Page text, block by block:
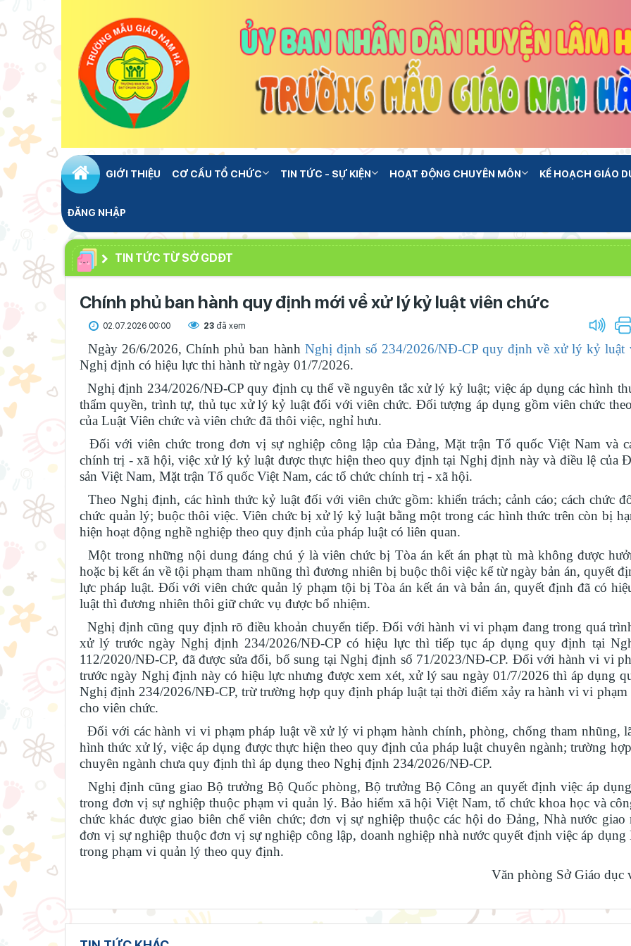
GIỚI THIỆU CƠ CẤU TỔ CHỨC TIN TỨC - SỰ KIỆN HOẠT ĐỘNG CHUYÊN MÔN KẾ HOẠCH GIÁO
ĐĂNG NHẬP
TIN TỨC TỪ SỞ GDĐT
Chính phủ ban hành quy định mới về xử lý kỷ luật viên chức
02.07.2026 00:00 23 đã xem
Ngày 26/6/2026, Chính phủ ban hành Nghị định số 234/2026/NĐ-CP quy định về xử lý kỷ luật
Nghị định có hiệu lực thi hành từ ngày 01/7/2026.
Nghị định 234/2026/NĐ-CP quy định cụ thể về nguyên tắc xử lý kỷ luật; việc áp dụng các hình
thẩm quyền, trình tự, thủ tục xử lý kỷ luật đối với viên chức. Đối tượng áp dụng gồm viên chức
của Luật Viên chức và viên chức đã thôi việc, nghỉ hưu.
Đối với viên chức trong đơn vị sự nghiệp công lập của Đảng, Mặt trận Tổ quốc Việt Nam và
chính trị - xã hội, việc xử lý kỷ luật được thực hiện theo quy định tại Nghị định này và điều lệ của
sản Việt Nam, Mặt trận Tổ quốc Việt Nam, các tổ chức chính trị - xã hội.
Theo Nghị định, các hình thức kỷ luật đối với viên chức gồm: khiển trách; cảnh cáo; cách chức
chức quản lý; buộc thôi việc. Viên chức bị xử lý kỷ luật bằng một trong các hình thức trên còn bị
hiện hoạt động nghề nghiệp theo quy định của pháp luật có liên quan.
Một trong những nội dung đáng chú ý là viên chức bị Tòa án kết án phạt tù mà không được
hoặc bị kết án về tội phạm tham nhũng thì đương nhiên bị buộc thôi việc kể từ ngày bản án, quyết
lực pháp luật. Đối với viên chức quản lý phạm tội bị Tòa án kết án và bản án, quyết định đã có
luật thì đương nhiên thôi giữ chức vụ được bổ nhiệm.
Nghị định cũng quy định rõ điều khoản chuyển tiếp. Đối với hành vi vi phạm đang trong quá
xử lý trước ngày Nghị định 234/2026/NĐ-CP có hiệu lực thì tiếp tục áp dụng quy định tại
112/2020/NĐ-CP, đã được sửa đổi, bổ sung tại Nghị định số 71/2023/NĐ-CP. Đối với hành vi vi
trước ngày Nghị định này có hiệu lực nhưng được xem xét, xử lý sau ngày 01/7/2026 thì áp dụng
Nghị định 234/2026/NĐ-CP, trừ trường hợp quy định pháp luật tại thời điểm xảy ra hành vi vi
cho viên chức.
Đối với các hành vi vi phạm pháp luật về xử lý vi phạm hành chính, phòng, chống tham nhũng,
hình thức xử lý, việc áp dụng được thực hiện theo quy định của pháp luật chuyên ngành; trường
chuyên ngành chưa quy định thì áp dụng theo Nghị định 234/2026/NĐ-CP.
Nghị định cũng giao Bộ trưởng Bộ Quốc phòng, Bộ trưởng Bộ Công an quyết định việc áp
trong đơn vị sự nghiệp thuộc phạm vi quản lý. Bảo hiểm xã hội Việt Nam, tổ chức khoa học và
chức khác được giao biên chế viên chức; đơn vị sự nghiệp thuộc các hội do Đảng, Nhà nước giao
đơn vị sự nghiệp thuộc đơn vị sự nghiệp công lập, doanh nghiệp nhà nước quyết định việc áp
trong phạm vi quản lý theo quy định.
Văn phòng Sở Giáo dục